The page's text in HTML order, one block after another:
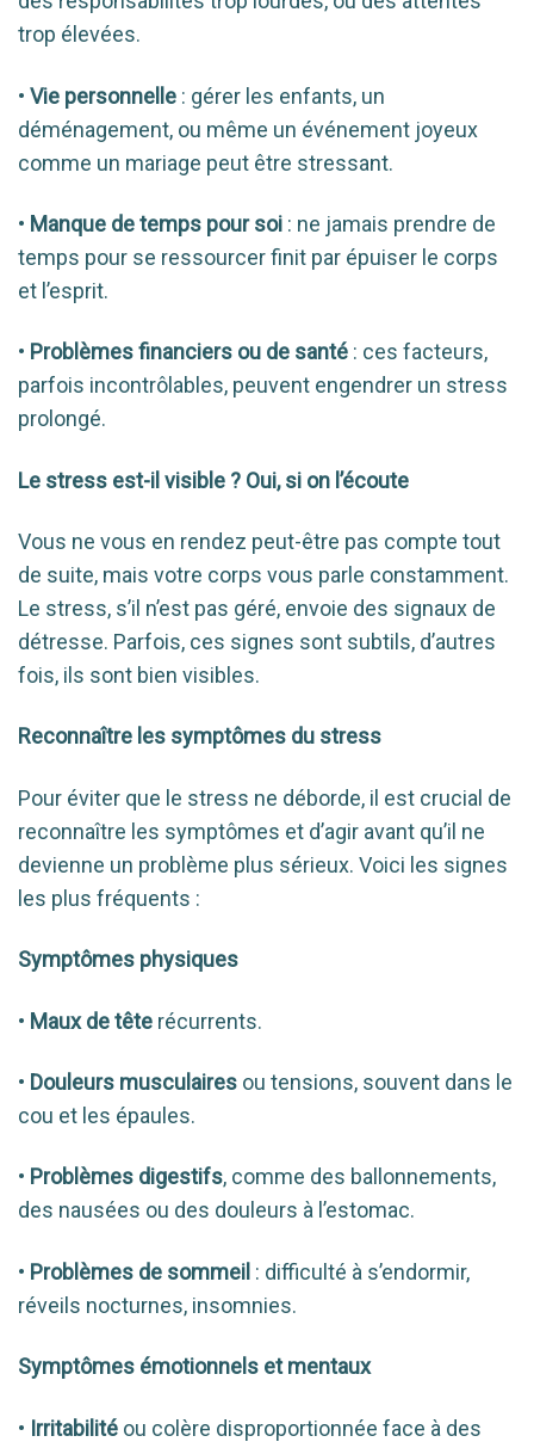
trop élevées.
• Vie personnelle : gérer les enfants, un
déménagement, ou même un événement joyeux
comme un mariage peut être stressant.
• Manque de temps pour soi : ne jamais prendre de
temps pour se ressourcer finit par épuiser le corps
et l’esprit.
• Problèmes financiers ou de santé : ces facteurs,
parfois incontrôlables, peuvent engendrer un stress
prolongé.
Le stress est-il visible ? Oui, si on l’écoute
Vous ne vous en rendez peut-être pas compte tout
de suite, mais votre corps vous parle constamment.
Le stress, s’il n’est pas géré, envoie des signaux de
détresse. Parfois, ces signes sont subtils, d’autres
fois, ils sont bien visibles.
Reconnaître les symptômes du stress
Pour éviter que le stress ne déborde, il est crucial de
reconnaître les symptômes et d’agir avant qu’il ne
devienne un problème plus sérieux. Voici les signes
les plus fréquents :
Symptômes physiques
• Maux de tête récurrents.
• Douleurs musculaires ou tensions, souvent dans le
cou et les épaules.
• Problèmes digestifs, comme des ballonnements,
des nausées ou des douleurs à l’estomac.
• Problèmes de sommeil : difficulté à s’endormir,
réveils nocturnes, insomnies.
Symptômes émotionnels et mentaux
• Irritabilité ou colère disproportionnée face à des